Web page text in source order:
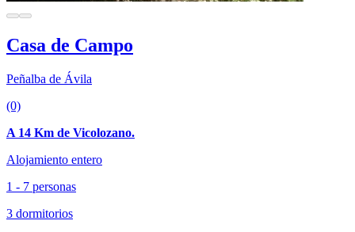
Casa de Campo
Peñalba de Ávila
(0)
A 14 Km de Vicolozano.
Alojamiento entero
1 - 7 personas
3 dormitorios